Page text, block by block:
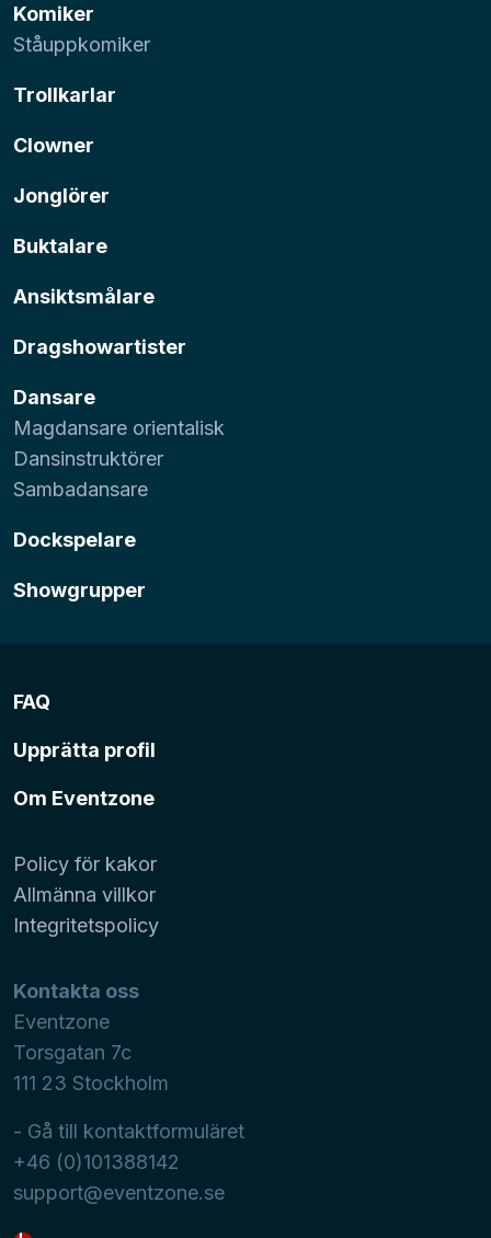
Komiker
Ståuppkomiker
Trollkarlar
Clowner
Jonglörer
Buktalare
Ansiktsmålare
Dragshowartister
Dansare
Magdansare orientalisk
Dansinstruktörer
Sambadansare
Dockspelare
Showgrupper
FAQ
Upprätta profil
Om Eventzone
Policy för kakor
Allmänna villkor
Integritetspolicy
Kontakta oss
Eventzone
Torsgatan 7c
111 23 Stockholm
- Gå till kontaktformuläret
+46 (0)101388142
support@eventzone.se